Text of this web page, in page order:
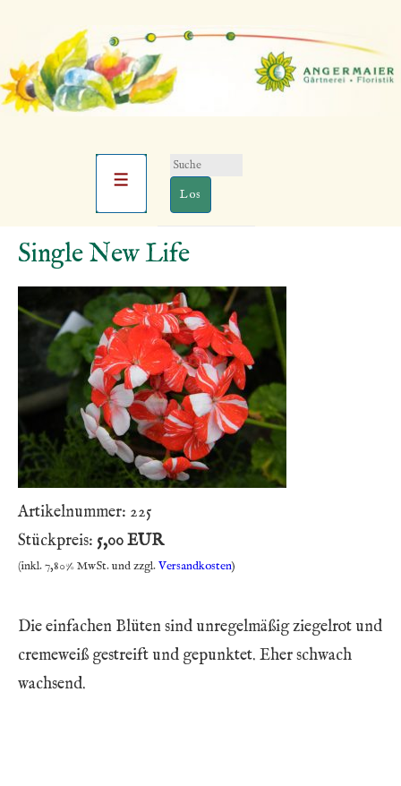
Hauptnavigation
Menü
Suchen
nach:
ZumSingle New Life
Artikelnummer: 225
Stückpreis: 5,00 EUR
(inkl. 7,80% MwSt. und zzgl.Versandkosten)
Die einfachen Blüten sind unregelmäßig ziegelrot und
cremeweiß gestreift und gepunktet. Eher schwach
wachsend.